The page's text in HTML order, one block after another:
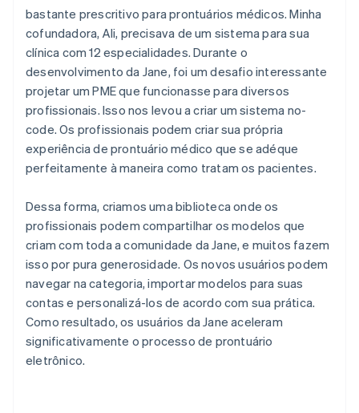
bastante prescritivo para prontuários médicos. Minha
cofundadora, Ali, precisava de um sistema para sua
clínica com 12 especialidades. Durante o
desenvolvimento da Jane, foi um desafio interessante
projetar um PME que funcionasse para diversos
profissionais. Isso nos levou a criar um sistema no-
code. Os profissionais podem criar sua própria
experiência de prontuário médico que se adéque
perfeitamente à maneira como tratam os pacientes.
Dessa forma, criamos uma biblioteca onde os
profissionais podem compartilhar os modelos que
criam com toda a comunidade da Jane, e muitos fazem
isso por pura generosidade. Os novos usuários podem
navegar na categoria, importar modelos para suas
contas e personalizá-los de acordo com sua prática.
Como resultado, os usuários da Jane aceleram
significativamente o processo de prontuário
eletrônico.